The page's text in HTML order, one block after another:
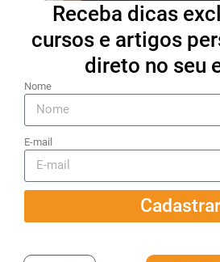
Receba dicas
cursos e artigos
direto no seu
Nome
E-mail
Cadastrar